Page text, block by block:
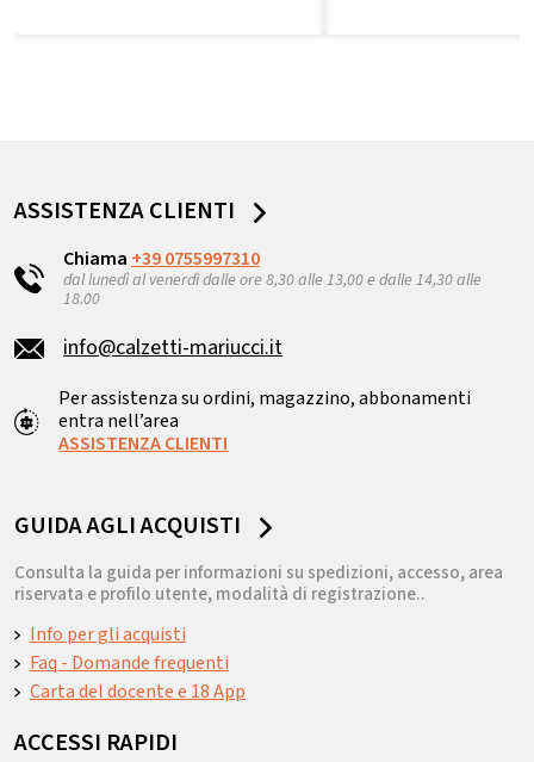
ASSISTENZA CLIENTI
Chiama +39 0755997310
dal lunedì al venerdì dalle ore 8,30 alle 13,00 e dalle 14,30 alle
18.00
info@calzetti-mariucci.it
Per assistenza su ordini, magazzino, abbonamenti
entra nell’area
ASSISTENZA CLIENTI
GUIDA AGLI ACQUISTI
Consulta la guida per informazioni su spedizioni, accesso, area
riservata e profilo utente, modalità di registrazione..
Info per gli acquisti
Faq - Domande frequenti
Carta del docente e 18 App
ACCESSI RAPIDI